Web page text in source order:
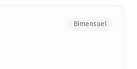
Bimensuel